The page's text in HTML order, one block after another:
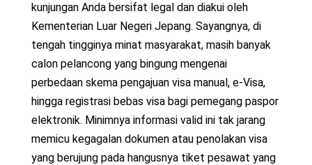
kunjungan Anda bersifat legal dan diakui oleh
Kementerian Luar Negeri Jepang. Sayangnya, di
tengah tingginya minat masyarakat, masih banyak
calon pelancong yang bingung mengenai
perbedaan skema pengajuan visa manual, e-Visa,
hingga registrasi bebas visa bagi pemegang paspor
elektronik. Minimnya informasi valid ini tak jarang
memicu kegagalan dokumen atau penolakan visa
yang berujung pada hangusnya tiket pesawat yang